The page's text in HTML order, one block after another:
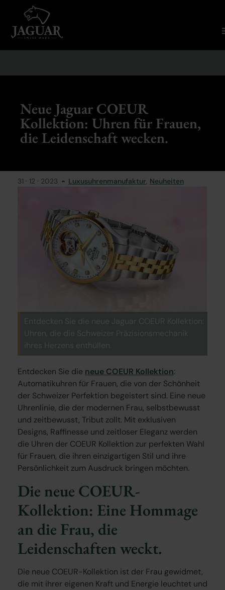
Neue Jaguar COEUR
Kollektion: Uhren für Frauen,
die Leidenschaft wecken.
31 · 12 · 2023 Luxusuhrenmanufaktur, Neuheiten
Entdecken Sie die neue COEUR Kollektion:
Automatikuhren für Frauen, die von der Schönheit
der Schweizer Perfektion begeistert sind. Eine neue
Uhrenlinie, die der modernen Frau, selbstbewusst
und zeitbewusst, Tribut zollt. Mit exklusiven
Designs, Raffinesse und zeitloser Eleganz werden
die Uhren der COEUR Kollektion zur perfekten Wahl
für Frauen, die ihren einzigartigen Stil und ihre
Persönlichkeit zum Ausdruck bringen möchten.
Die neue COEUR-
Kollektion: Eine Hommage
an die Frau, die
Leidenschaften weckt.
Die neue COEUR-Kollektion ist der Frau gewidmet,
die mit ihrer eigenen Kraft und Energie leuchtet und